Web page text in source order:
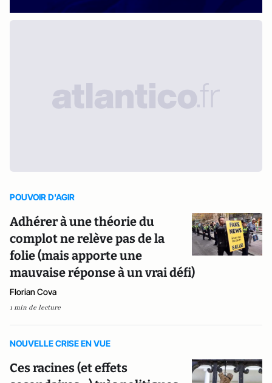
POUVOIR D'AGIR
Adhérer à une théorie du
complot ne relève pas de la
folie (mais apporte une
mauvaise réponse à un vrai défi)
Florian Cova
1 min de lecture
NOUVELLE CRISE EN VUE
Ces racines (et effets